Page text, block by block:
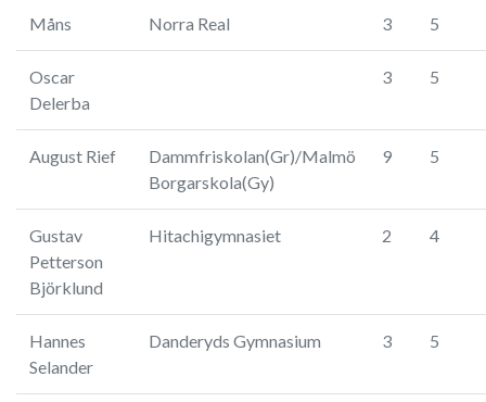
Måns Norra Real 3 5
Oscar
Delerba
3 5
August Rief
Dammfriskolan(Gr)/Malmö
Borgarskola(Gy)
9 5
Gustav
Petterson
Björklund
Hitachigymnasiet 2 4
Hannes
Selander
Danderyds Gymnasium 3 5